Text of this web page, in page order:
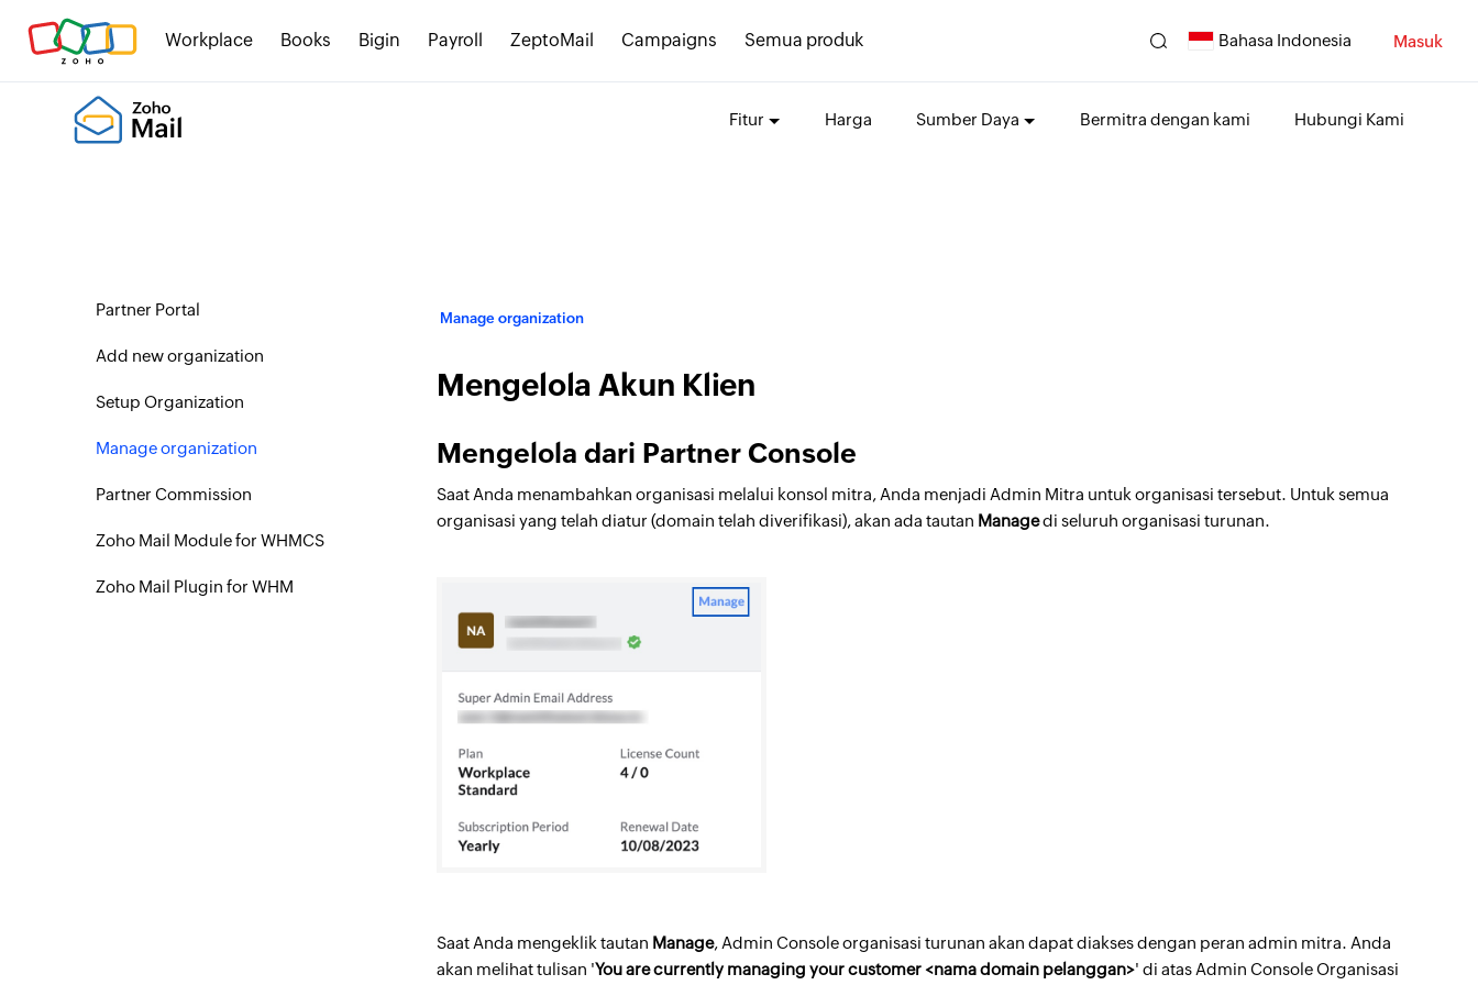
Workplace Books Bigin Payroll ZeptoMail Campaigns Semua produk Bahasa Indonesia Masuk
Fitur Harga Sumber Daya Bermitra dengan kami Hubungi Kami
Partner Portal
Add new organization
Setup Organization
Manage organization
Partner Commission
Zoho Mail Module for WHMCS
Zoho Mail Plugin for WHM
Manage organization
Mengelola Akun Klien
Mengelola dari Partner Console
Saat Anda menambahkan organisasi melalui konsol mitra, Anda menjadi Admin Mitra untuk organisasi tersebut. Untuk semua
organisasi yang telah diatur (domain telah diverifikasi), akan ada tautan Managedi seluruh organisasi turunan.
Saat Anda mengeklik tautan Manage, Admin Console organisasi turunan akan dapat diakses dengan peran admin mitra. Anda
akan melihat tulisan 'You are currently managing your customer <nama domain pelanggan>' di atas Admin Console Organisasi